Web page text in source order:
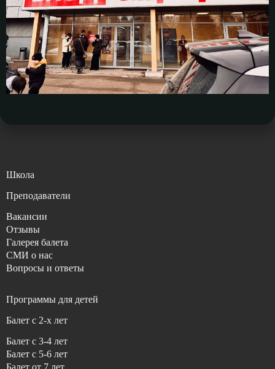
Школа
Преподаватели
Вакансии
Отзывы
Галерея балета
СМИ о нас
Вопросы и ответы
Программы для детей
Балет с 2-x лет
Балет c 3-4 лет
Балет c 5-6 лет